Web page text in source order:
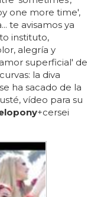
one more time',
te avisamos ya
instituto,
alegría y
superficial' de
la diva
ha sacado de la
vídeo para su
+cersei